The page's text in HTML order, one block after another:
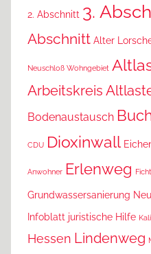
2. Abschnitt 3.
Abschnitt Alter
Neuschloß Wohngebiet
Arbeitskreis
Bodenaustausch
CDU Dioxinwall
Anwohner Erlenweg
Grundwassersanierung
Infoblatt juristische Hilfe
Hessen Lindenweg